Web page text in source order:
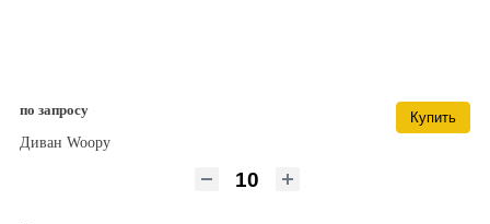
по запросу
Купить
Диван Woopy